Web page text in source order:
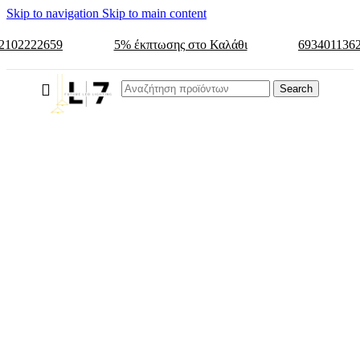
Skip to navigation Skip to main content
5% έκπτωσης στο Καλάθι
Search